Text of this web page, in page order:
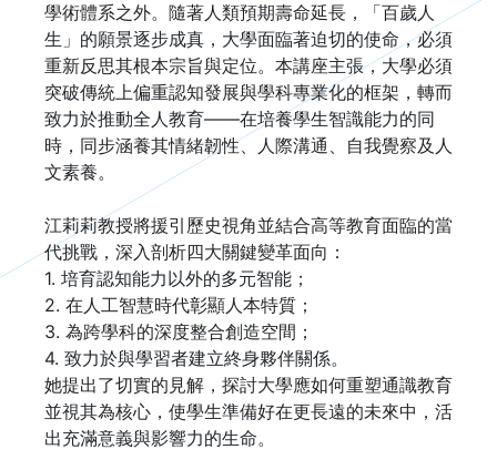
學術體系之外。隨著人類預期壽命延長，「百歲人
生」的願景逐步成真，大學面臨著迫切的使命，必須
重新反思其根本宗旨與定位。本講座主張，大學必須
突破傳統上偏重認知發展與學科專業化的框架，轉而
致力於推動全人教育——在培養學生智識能力的同
時，同步涵養其情緒韌性、人際溝通、自我覺察及人
文素養。
江莉莉教授將援引歷史視角並結合高等教育面臨的當
代挑戰，深入剖析四大關鍵變革面向：
1. 培育認知能力以外的多元智能；
2. 在人工智慧時代彰顯人本特質；
3. 為跨學科的深度整合創造空間；
4. 致力於與學習者建立終身夥伴關係。
她提出了切實的見解，探討大學應如何重塑通識教育
並視其為核心，使學生準備好在更長遠的未來中，活
出充滿意義與影響力的生命。